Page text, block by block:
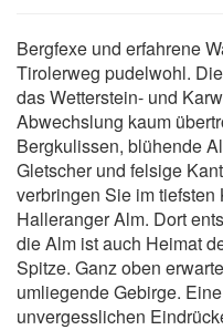
Bergfexe und erfahrene
Tirolerweg pudelwohl.
das Wetterstein- und
Abwechslung kaum
Bergkulissen, blühende
Gletscher und felsige
verbringen Sie im
Halleranger Alm. Dort
die Alm ist auch Heimat
Spitze. Ganz oben
umliegende Gebirge.
unvergesslichen